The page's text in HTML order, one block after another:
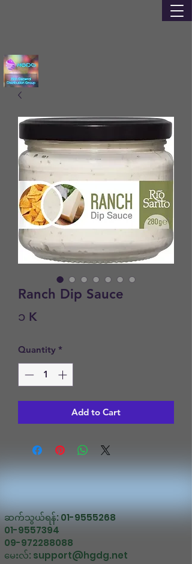
Ranch Dip Sauce
၁ K
Quantity *
Add to Cart
ဆက်သွယ်ရန်:01-9555268
01-9557394
09-972288088
မေးလ်: support@hgdg.net